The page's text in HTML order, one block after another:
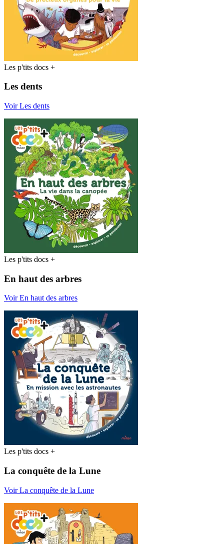
Les p'tits docs +
Les dents
Voir Les dents
Les p'tits docs +
En haut des arbres
Voir En haut des arbres
Les p'tits docs +
La conquête de la Lune
Voir La conquête de la Lune